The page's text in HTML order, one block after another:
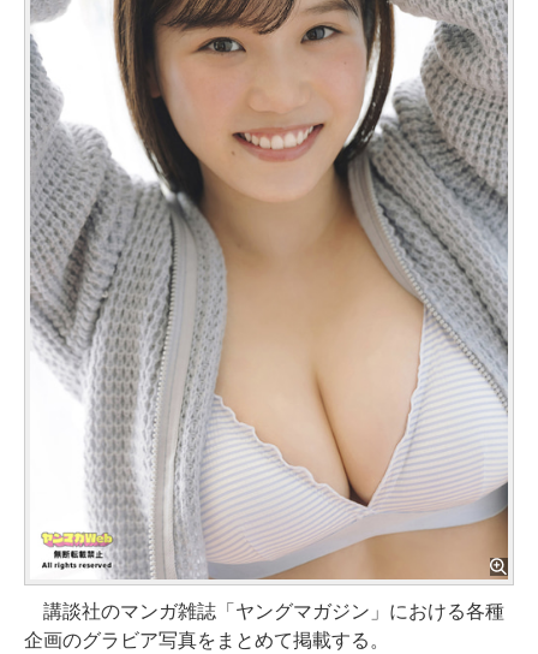
講談社のマンガ雑誌「ヤングマガジン」における各種
企画のグラビア写真をまとめて掲載する。